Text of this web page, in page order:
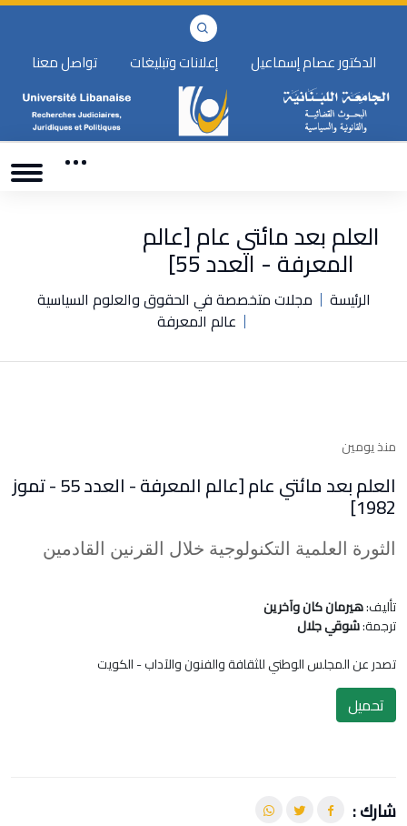
الدكتور عصام إسماعيل إعلانات وتبليغات تواصل معنا
العلم بعد مائتي عام [عالم
المعرفة - العدد 55]
الرئيسة
مجلات متخصصة في الحقوق والعلوم السياسية
عالم المعرفة
منذ يومين
العلم بعد مائتي عام [عالم المعرفة - العدد 55 - تموز
1982]
الثورة العلمية التكنولوجية خلال القرنين القادمين
تأليف:هيرمان كان وآخرين
ترجمة:شوقي جلال
تصدر عن المجلس الوطني للثقافة والفنون والآداب - الكويت
تحميل
شارك :